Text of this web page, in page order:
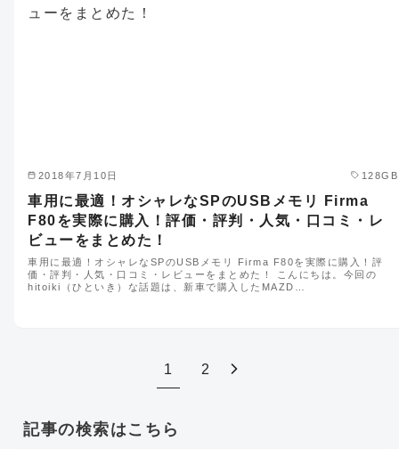
2018年7月10日 128GB
車用に最適！オシャレなSPのUSBメモリ Firma
F80を実際に購入！評価・評判・人気・口コミ・レ
ビューをまとめた！
車用に最適！オシャレなSPのUSBメモリ Firma F80を実際に購入！評
価・評判・人気・口コミ・レビューをまとめた！ こんにちは。今回の
hitoiki（ひといき）な話題は、新車で購入したMAZD…
1 2
記事の検索はこちら